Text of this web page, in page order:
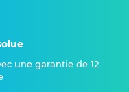
une garantie de 12